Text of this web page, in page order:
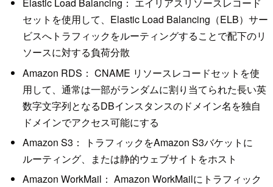
Elastic Load Balancing： エイリアスリソースレコード
セットを使用して、Elastic Load Balancing（ELB）サー
ビスへトラフィックをルーティングすることで配下のリ
ソースに対する負荷分散
Amazon RDS： CNAME リソースレコードセットを使
用して、通常は一部がランダムに割り当てられた長い英
数字文字列となるDBインスタンスのドメイン名を独自
ドメインでアクセス可能にする
Amazon S3： トラフィックをAmazon S3バケットに
ルーティング、または静的ウェブサイトをホスト
Amazon WorkMail： Amazon WorkMailにトラフィック